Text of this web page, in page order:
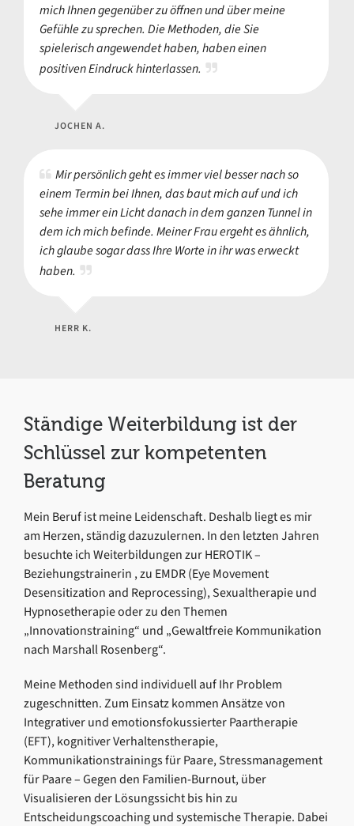
mich Ihnen gegenüber zu öffnen und über meine
Gefühle zu sprechen. Die Methoden, die Sie
spielerisch angewendet haben, haben einen
positiven Eindruck hinterlassen.
JOCHEN A.
Mir persönlich geht es immer viel besser nach so
einem Termin bei Ihnen, das baut mich auf und ich
sehe immer ein Licht danach in dem ganzen Tunnel in
dem ich mich befinde. Meiner Frau ergeht es ähnlich,
ich glaube sogar dass Ihre Worte in ihr was erweckt
haben.
HERR K.
Ständige Weiterbildung ist der
Schlüssel zur kompetenten
Beratung
Mein Beruf ist meine Leidenschaft. Deshalb liegt es mir
am Herzen, ständig dazuzulernen. In den letzten Jahren
besuchte ich Weiterbildungen zur HEROTIK –
Beziehungstrainerin , zu EMDR (Eye Movement
Desensitization and Reprocessing), Sexualtherapie und
Hypnosetherapie oder zu den Themen
„Innovationstraining“ und „Gewaltfreie Kommunikation
nach Marshall Rosenberg“.
Meine Methoden sind individuell auf Ihr Problem
zugeschnitten. Zum Einsatz kommen Ansätze von
Integrativer und emotionsfokussierter Paartherapie
(EFT), kognitiver Verhaltenstherapie,
Kommunikationstrainings für Paare, Stressmanagement
für Paare – Gegen den Familien-Burnout, über
Visualisieren der Lösungssicht bis hin zu
Entscheidungscoaching und systemische Therapie. Dabei